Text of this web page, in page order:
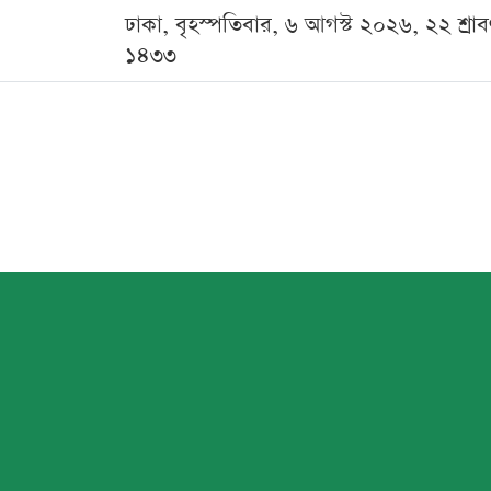
ঢাকা, বৃহস্পতিবার, ৬ আগস্ট ২০২৬, ২২
১৪৩৩